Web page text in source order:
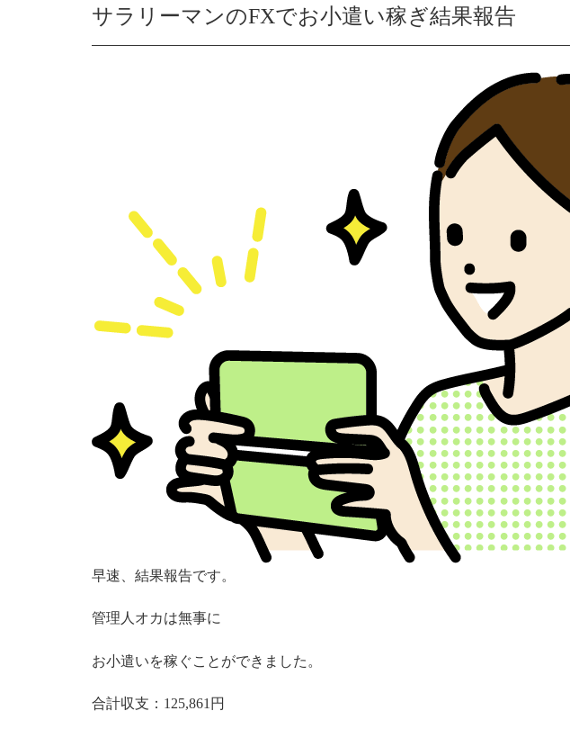
サラリーマンのFXでお小遣い稼ぎ結果報告
早速、結果報告です。
管理人オカは無事に
お小遣いを稼ぐことができました。
合計収支：125,861円